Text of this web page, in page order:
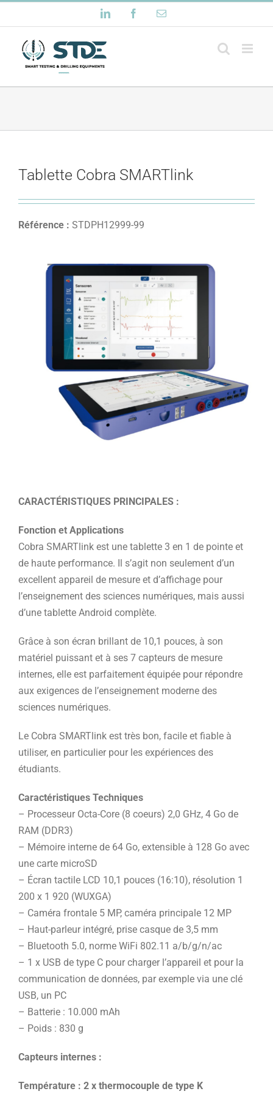
au
contenu
LinkedIn FacebookEmail
Tablette Cobra SMARTlink
Référence : STDPH12999-99
CARACTÉRISTIQUES PRINCIPALES :
Fonction et Applications
Cobra SMARTlink est une tablette 3 en 1 de pointe et
de haute performance. Il s’agit non seulement d’un
excellent appareil de mesure et d’affichage pour
l’enseignement des sciences numériques, mais aussi
d’une tablette Android complète.
Grâce à son écran brillant de 10,1 pouces, à son
matériel puissant et à ses 7 capteurs de mesure
internes, elle est parfaitement équipée pour répondre
aux exigences de l’enseignement moderne des
sciences numériques.
Le Cobra SMARTlink est très bon, facile et fiable à
utiliser, en particulier pour les expériences des
étudiants.
Caractéristiques Techniques
– Processeur Octa-Core (8 coeurs) 2,0 GHz, 4 Go de
RAM (DDR3)
– Mémoire interne de 64 Go, extensible à 128 Go avec
une carte microSD
– Écran tactile LCD 10,1 pouces (16:10), résolution 1
200 x 1 920 (WUXGA)
– Caméra frontale 5 MP, caméra principale 12 MP
– Haut-parleur intégré, prise casque de 3,5 mm
– Bluetooth 5.0, norme WiFi 802.11 a/b/g/n/ac
– 1 x USB de type C pour charger l’appareil et pour la
communication de données, par exemple via une clé
USB, un PC
– Batterie : 10.000 mAh
– Poids : 830 g
Capteurs internes :
Température : 2 x thermocouple de type K